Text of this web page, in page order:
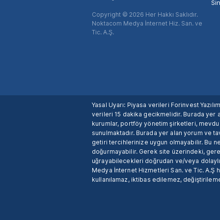
Copyright © 2026 Her Hakkı Saklıdır.
Noktacom Medya İnternet Hiz. San. ve
Tic. A.Ş.
Yasal Uyarı: Piyasa verileri Forinvest
verileri 15 dakika gecikmelidir. Burada yer
kurumlar, portföy yönetim şirketleri,
sunulmaktadır. Burada yer alan yorum ve
getiri tercihlerinize uygun olmayabilir. Bu
doğurmayabilir. Gerek site üzerindeki,
uğrayabilecekleri doğrudan ve/veya
Medya İnternet Hizmetleri San. ve Tic. A.Ş
kullanılamaz, iktibas edilemez,